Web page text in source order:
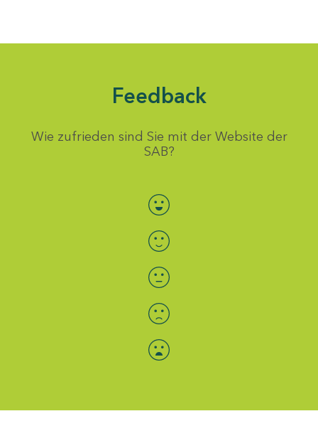
Feedback
Wie zufrieden sind Sie mit der Website der
SAB?
Bewertung auswählen